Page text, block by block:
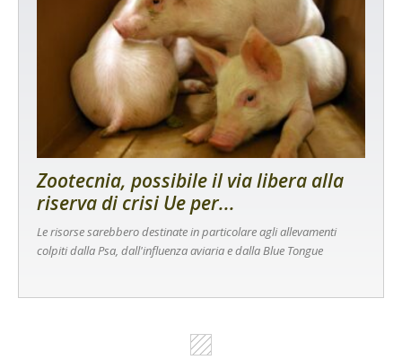
Zootecnia, possibile il via libera alla
riserva di crisi Ue per...
Le risorse sarebbero destinate in particolare agli allevamenti
colpiti dalla Psa, dall'influenza aviaria e dalla Blue Tongue